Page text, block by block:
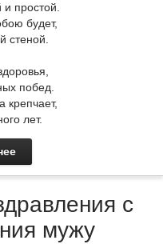
простой.
будет,
стеной.
побед.
крепчает,
лет.
с
мужу